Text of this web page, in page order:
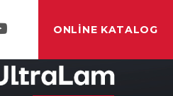
ONLINE KATALOG